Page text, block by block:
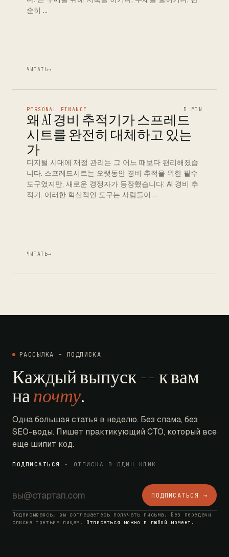
순히 …
ЧИТАТЬ→
PERSONAL FINANCE 5 MIN
왜 AI 경비 추적기가 스프레드
시트를 완전히 대체하고 있는
가
디지털 시대에 재정 관리는 그 어느 때보다 편리해졌습
니다. 스프레드시트는 오랫동안 경비 추적을 위한 필수
도구였지만, 새로운 경쟁자가 등장했습니다: AI 경비 추
적기. 이러한 혁신적인 도구는 사람들이 …
ЧИТАТЬ→
РАССЫЛКА - ПОДПИСКА
Каждый выпуск -- к вам
напочту.
Одна большая статья в неделю. Без спама, без
SEO-воды. Пишет практикующий CTO, который все
еще шипит код.
ПОДПИСАТЬСЯ - ОТПИСКА В ОДИН КЛИК
ПОДПИСАТЬСЯ →
Подписываясь, вы соглашаетесь получать письма. Без передачи
списка третьим лицам. Отписаться можно в любой момент.